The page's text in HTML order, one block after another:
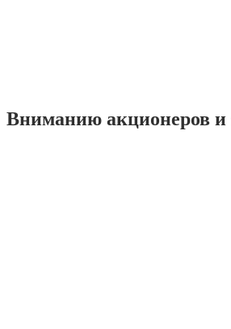
Вниманию акционеров и